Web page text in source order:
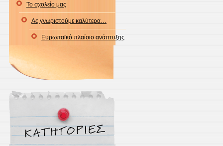
Το σχολείο μας
Ας γνωριστούμε καλύτερα…
Ευρωπαϊκό πλαίσιο ανάπτυξης